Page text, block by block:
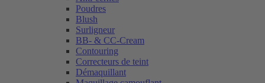
Poudres
Blush
Surligneur
BB- & CC-Cream
Contouring
Correcteurs de teint
Démaquillant